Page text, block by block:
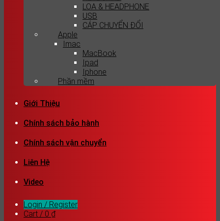
LOA & HEADPHONE
USB
CÁP CHUYỂN ĐỔI
Apple
Imac
MacBook
Ipad
Iphone
Phần mềm
Giới Thiệu
Chính sách bảo hành
Chính sách vận chuyển
Liên Hệ
Video
Login / Register
Cart / 0 ₫